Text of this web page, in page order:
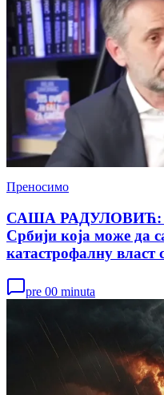
Преносимо
САША РАДУЛОВИЋ:
Србији која може да
катастрофалну власт
pre 00 minuta